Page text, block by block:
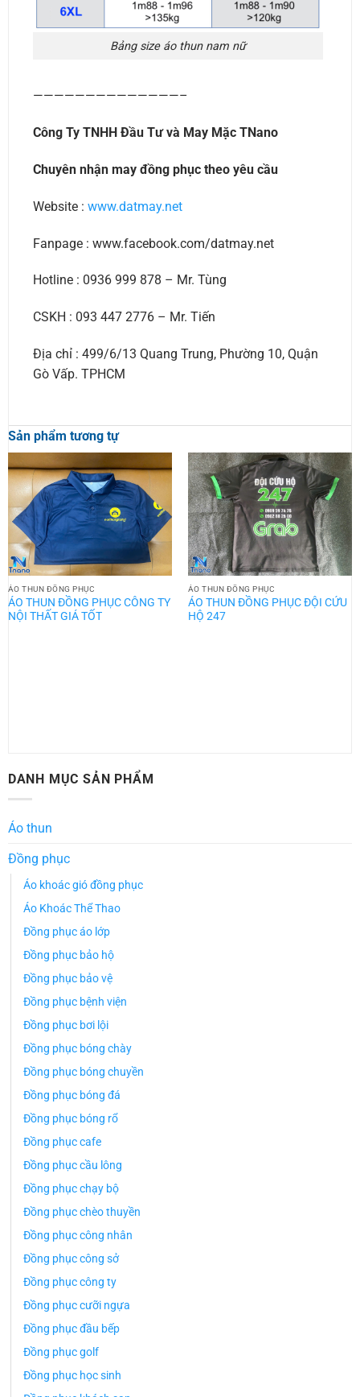
Bảng size áo thun nam nữ
——————————————–
Công Ty TNHH Đầu Tư và May Mặc TNano
Chuyên nhận may đồng phục theo yêu cầu
Website : www.datmay.net
Fanpage : www.facebook.com/datmay.net
Hotline : 0936 999 878 – Mr. Tùng
CSKH : 093 447 2776 – Mr. Tiến
Địa chỉ : 499/6/13 Quang Trung, Phường 10, Quận
Gò Vấp. TPHCM
Sản phẩm tương tự
ÁO THUN ĐỒNG PHỤC
ÁO THUN ĐỒNG PHỤC CÔNG TY
NỘI THẤT GIÁ TỐT
ÁO THUN ĐỒNG PHỤC
ÁO THUN ĐỒNG PHỤC ĐỘI CỨU
HỘ 247
DANH MỤC SẢN PHẨM
Áo thun
Đồng phục
Áo khoác gió đồng phục
Áo Khoác Thể Thao
Đồng phục áo lớp
Đồng phục bảo hộ
Đồng phục bảo vệ
Đồng phục bệnh viện
Đồng phục bơi lội
Đồng phục bóng chày
Đồng phục bóng chuyền
Đồng phục bóng đá
Đồng phục bóng rổ
Đồng phục cafe
Đồng phục cầu lông
Đồng phục chạy bộ
Đồng phục chèo thuyền
Đồng phục công nhân
Đồng phục công sở
Đồng phục công ty
Đồng phục cưỡi ngựa
Đồng phục đầu bếp
Đồng phục golf
Đồng phục học sinh